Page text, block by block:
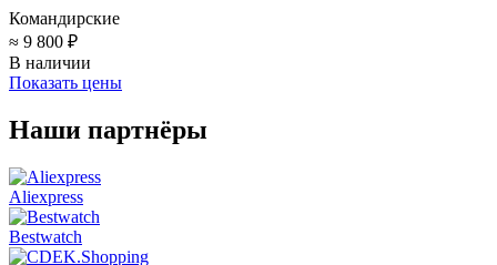
Командирские
≈ 9 800 ₽
В наличии
Показать цены
Наши партнёры
Aliexpress
Bestwatch